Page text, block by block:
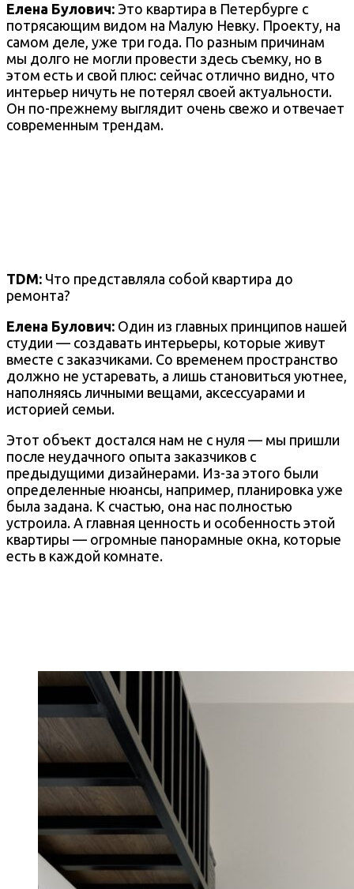
Елена Булович: Это квартира в Петербурге с
потрясающим видом на Малую Невку. Проекту, на
самом деле, уже три года. По разным причинам
мы долго не могли провести здесь съемку, но в
этом есть и свой плюс: сейчас отлично видно, что
интерьер ничуть не потерял своей актуальности.
Он по-прежнему выглядит очень свежо и отвечает
современным трендам.
TDM: Что представляла собой квартира до
ремонта?
Елена Булович: Один из главных принципов нашей
студии — создавать интерьеры, которые живут
вместе с заказчиками. Со временем пространство
должно не устаревать, а лишь становиться уютнее,
наполняясь личными вещами, аксессуарами и
историей семьи.
Этот объект достался нам не с нуля — мы пришли
после неудачного опыта заказчиков с
предыдущими дизайнерами. Из-за этого были
определенные нюансы, например, планировка уже
была задана. К счастью, она нас полностью
устроила. А главная ценность и особенность этой
квартиры — огромные панорамные окна, которые
есть в каждой комнате.